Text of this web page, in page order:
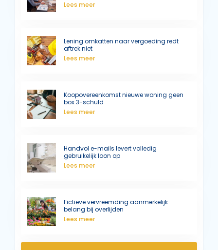
Lees meer
Lening omkatten naar vergoeding redt
aftrek niet
Lees meer
Koopovereenkomst nieuwe woning geen
box 3-schuld
Lees meer
Handvol e-mails levert volledig
gebruikelijk loon op
Lees meer
Fictieve vervreemding aanmerkelijk
belang bij overlijden
Lees meer